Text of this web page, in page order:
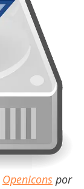
OpenIcons por